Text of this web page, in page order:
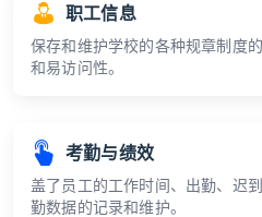
职工信息
保存和维护学校的各种规章制度
和易访问性。
考勤与绩效
盖了员工的工作时间、出勤、迟
勤数据的记录和维护。